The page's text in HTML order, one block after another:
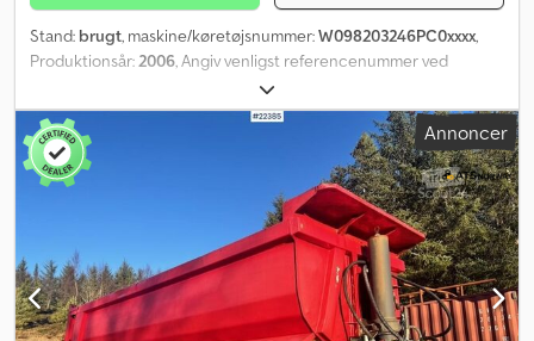
Stand: brugt, maskine/køretøjsnummer:W098203246PC0xxxx,
Produktionsår: 2006 , Angiv venligst referencenummer ved
forespørgsel: 22532 Specifikationer: 3-akslet Løfteaksel på 1. og 3.
aksel Luftstyret overdækning Hydraulisk bagklap Maks. nyttelast:
20.920 kg Dæk (se billeder) Klar til levering med det samme
Crjdszqrgbjpfx Aqgsf Beskrivelse: Asfaltanhænger fra 2006.
Traileren har stået i flere år og er ikke EU-godkendt. Klar til
omgående levering. TÜV: Nej EU-godkendt til: 05.06.2022
Egenvægt: 6080 kg Model: Asfalthenger = Yderligere oplysninger
= Kontakt ATS Norway for mere information.
Annoncer